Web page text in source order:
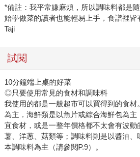
*備註：我平常嫌麻煩，所以調味料都是
始學做菜的讀者也能輕易上手，食譜裡皆
Taji
試閱
10分鐘端上桌的好菜
◎只要使用常見的食材和調味料
我使用的都是一般超市可以買得到的食材
為主，海鮮類是以魚片或綜合海鮮包為主
宜食材，或是一整年價格都不太會有波動
薯、洋蔥、菇類等；調味料則是以醬油、
本調味料為主（請參閱P.9）。